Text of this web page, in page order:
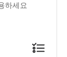
하세요